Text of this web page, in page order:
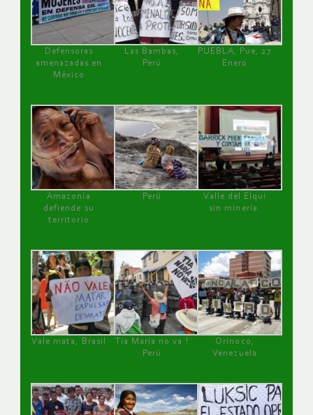
Defensoras
amenazadas en
México
Las Bambas,
Perú
PUEBLA, Pue, 27
Enero
Amazonía
defiende su
territorio
Perú
Valle del Elqui
sin minería.
Vale mata, Brasil
Tía María no va !
Perú
Orinoco,
Venezuela